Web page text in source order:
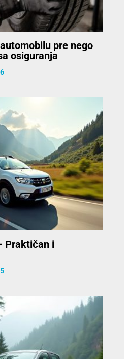
pre nego
osiguranja
Praktičan i